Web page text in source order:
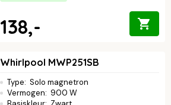
138,-
Whirlpool MWP251SB
Type: Solo magnetron
Vermogen: 900 W